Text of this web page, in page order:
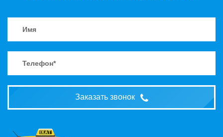
Заказать звонок